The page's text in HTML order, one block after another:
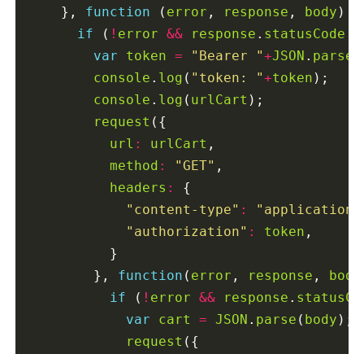
    },
function ( error , response , body )
if ( ! error && response . statusCode
var
token = "Bearer "+JSON . parse
console . log ( "token: "+token );
console . log ( urlCart );
request ({
url : urlCart ,
method : "GET" ,
headers :
{
"content-type" :
"application/
"authorization" : token ,
          }
        },
function ( error , response , body
if ( ! error && response .
var
cart = JSON . parse ( body );
request ({